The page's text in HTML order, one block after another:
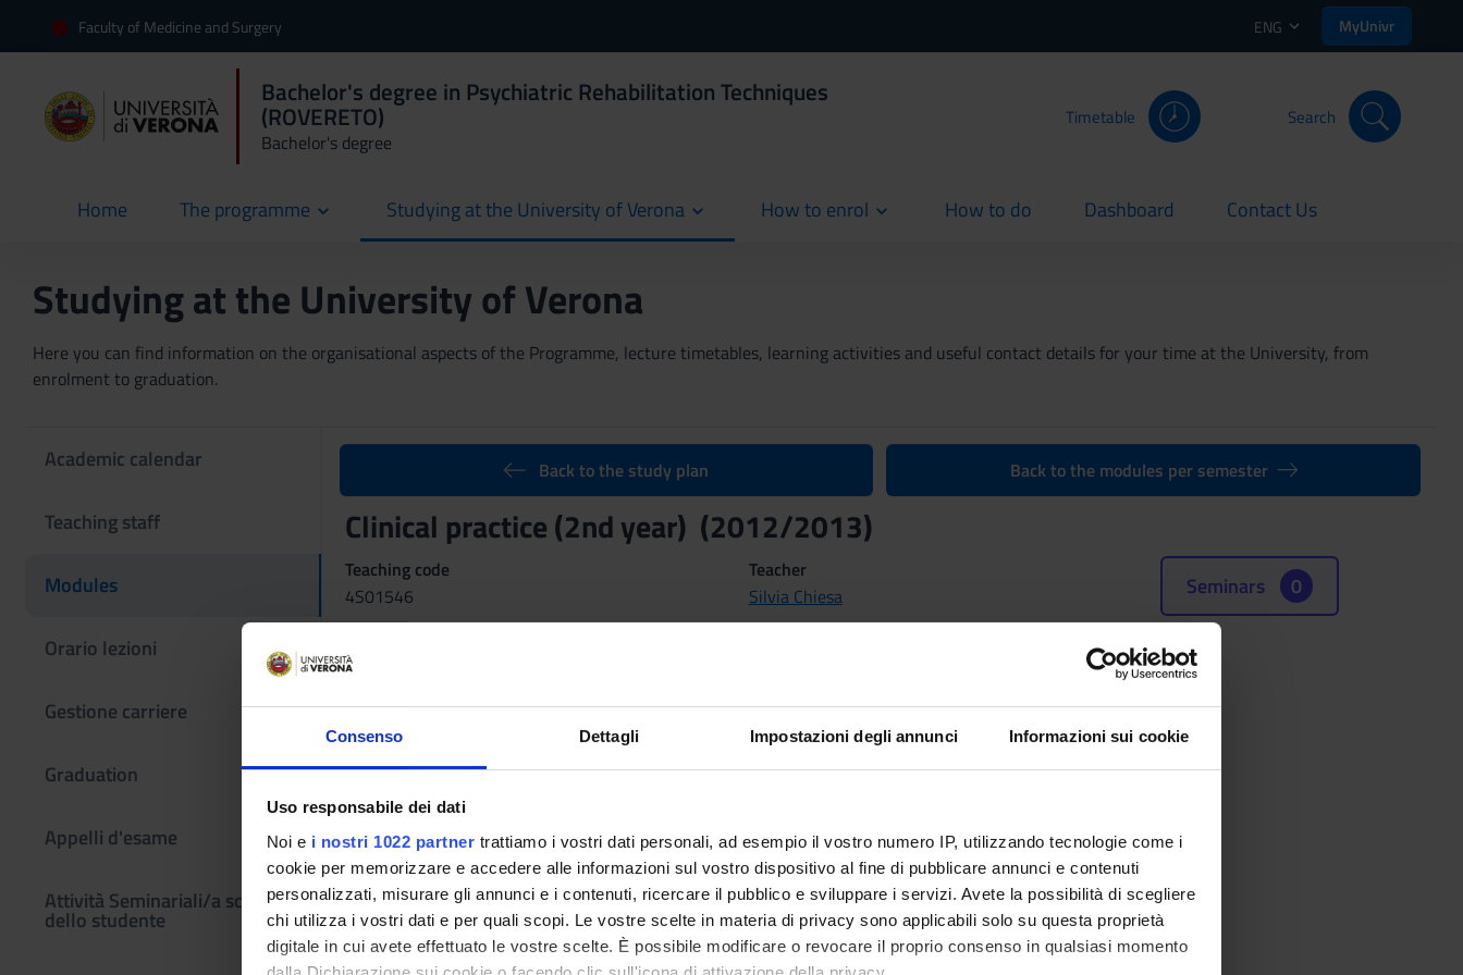
Consenso Dettagli Impostazioni degli annunci Informazioni sui cookie
Uso responsabile dei dati
Noi e i nostri 1022 partner trattiamo i vostri dati personali, ad esempio il vostro numero IP, utilizzando tecnologie come i
cookie per memorizzare e accedere alle informazioni sul vostro dispositivo al fine di pubblicare annunci e contenuti
personalizzati, misurare gli annunci e i contenuti, ricercare il pubblico e sviluppare i servizi. Avete la possibilità di scegliere
chi utilizza i vostri dati e per quali scopi. Le vostre scelte in materia di privacy sono applicabili solo su questa proprietà
digitale in cui avete effettuato le vostre scelte. È possibile modificare o revocare il proprio consenso in qualsiasi momento
Faculty of Medicine and Surgery ENG MyUnivr
Bachelor's degree in Psychiatric Rehabilitation Techniques
(ROVERETO)
Bachelor's degree
Timetable Search
Home
current The programme Studying at the University of Verona How to enrol How to do
current Dashboard
current Contact Us
current
Studying at the University of Verona
Here you can find information on the organisational aspects of the Programme, lecture timetables, learning activities and useful contact details for your time at the University, from
enrolment to graduation.
Academic calendar
Teaching staff
Modules
Orario lezioni
Gestione carriere
Graduation
Appelli d'esame
Attività Seminariali/a scelta
dello studente
Back to the study plan Back to the modules per semester
Clinical practice (2nd year) (2012/2013)
Teaching code
4S01546
Teacher
Silvia Chiesa
Silvia Chiesa
Language
Italian
MED/48 - NURSING IN NEUROPSYCHIATRY AND REHABILITATION
Period
Not yet assigned
Location
ALA
Seminars 0
Examination Methods